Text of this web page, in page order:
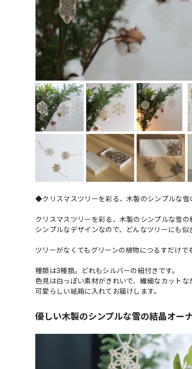
◆クリスマスツリーを彩る、木製のシンプルな雪
クリスマスツリーを彩る、木製のシンプルな雪の
シンプルなデザインなので、どんなツリーにも似
ツリーがなくてもグリーンの植物につるすだけ
種類は3種類。どれもシルバーの紐付きです。
色見は白っぽい素材がきれいで、繊細なカットな
可愛らしい紙箱に入れてお届けします。
優しい木製のシンプルな雪の結晶オーナ